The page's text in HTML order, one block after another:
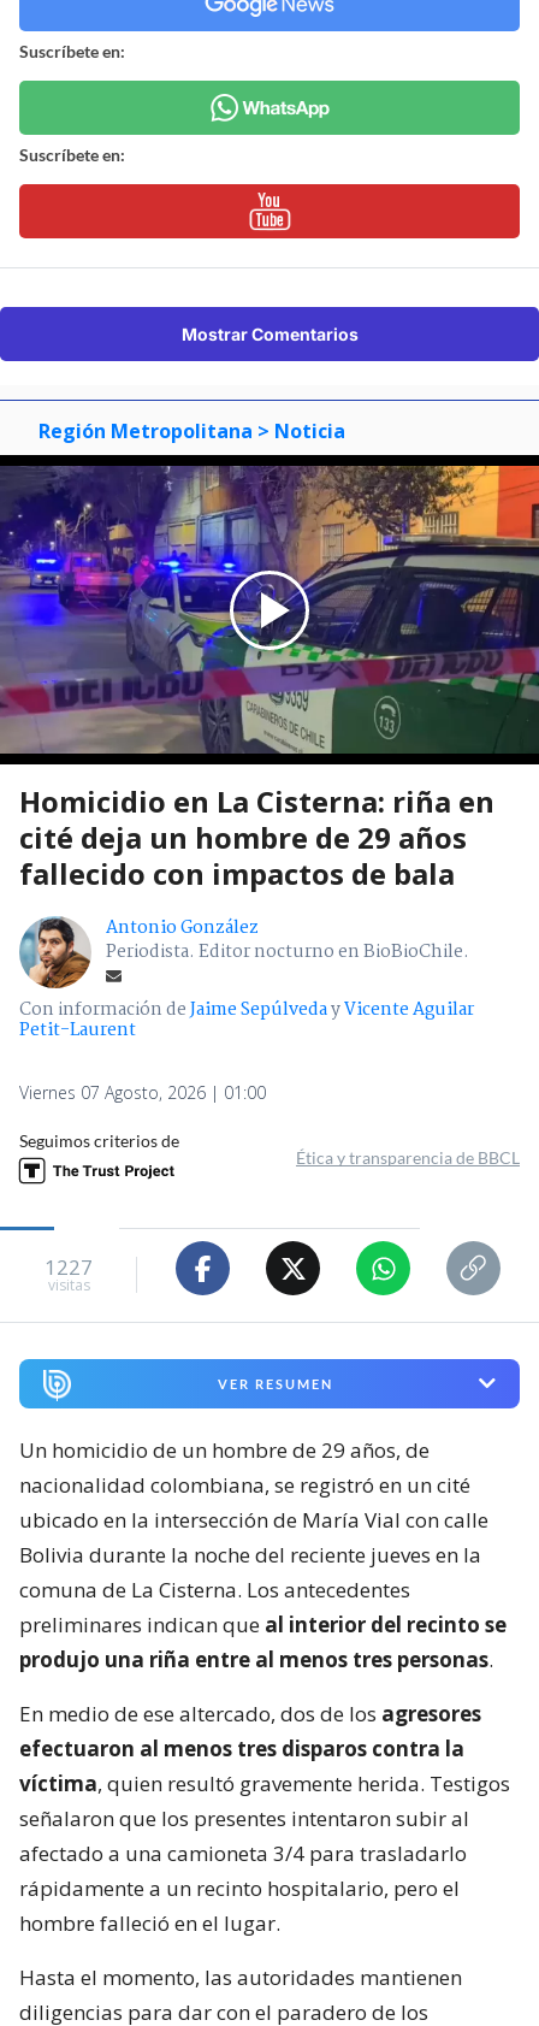
Suscríbete en:
Suscríbete en:
Mostrar Comentarios
Región Metropolitana > Noticia
Homicidio en La Cisterna: riña en
cité deja un hombre de 29 años
fallecido con impactos de bala
Antonio González
Periodista. Editor nocturno en BioBioChile.
Con información deJaime SepúlvedayVicente Aguilar
Petit-Laurent
Viernes 07 Agosto, 2026 | 01:00
Seguimos criterios de
Ética y transparencia de BBCL
1227
visitas
VER RESUMEN
Un homicidio de un hombre de 29 años, de
nacionalidad colombiana, se registró en un cité
ubicado en la intersección de María Vial con calle
Bolivia durante la noche del reciente jueves en la
comuna de La Cisterna. Los antecedentes
preliminares indican que al interior del recinto se
produjo una riña entre al menos tres personas.
En medio de ese altercado, dos de los agresores
efectuaron al menos tres disparos contra la
víctima, quien resultó gravemente herida. Testigos
señalaron que los presentes intentaron subir al
afectado a una camioneta 3/4 para trasladarlo
rápidamente a un recinto hospitalario, pero el
hombre falleció en el lugar.
Hasta el momento, las autoridades mantienen
diligencias para dar con el paradero de los